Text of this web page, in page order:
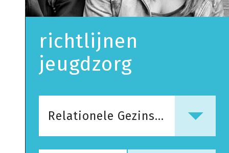
richtlijnen
jeugdzorg
Relationele Gezinstherapie